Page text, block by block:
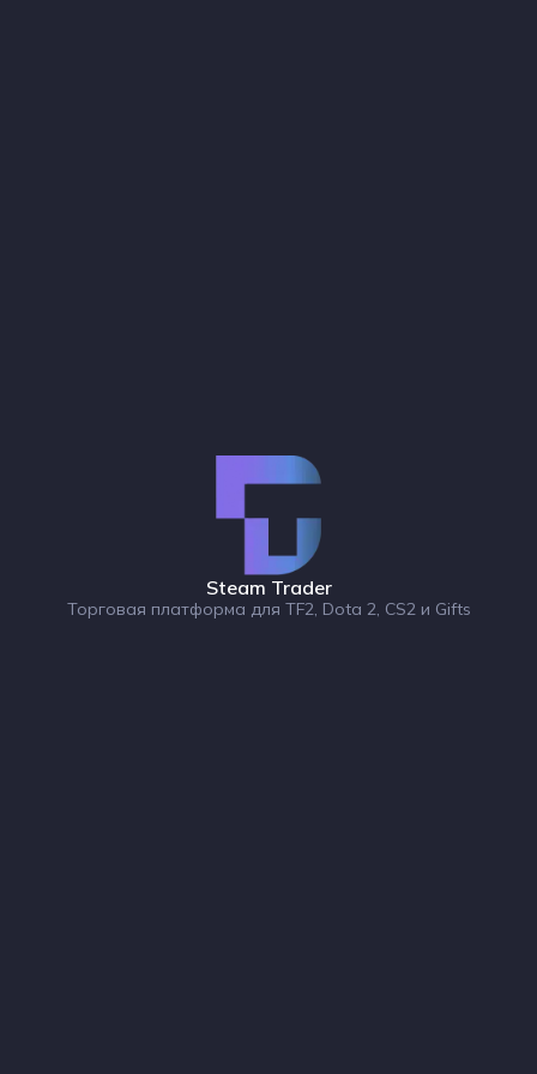
Steam Trader
Торговая платформа для TF2, Dota 2, CS2 и Gifts